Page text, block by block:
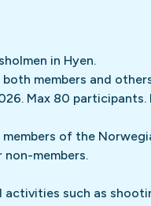
in Hyen.
both members and
Max 80
of the
members.
such as